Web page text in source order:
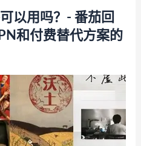
以用吗？- 番茄回
和付费替代方案的